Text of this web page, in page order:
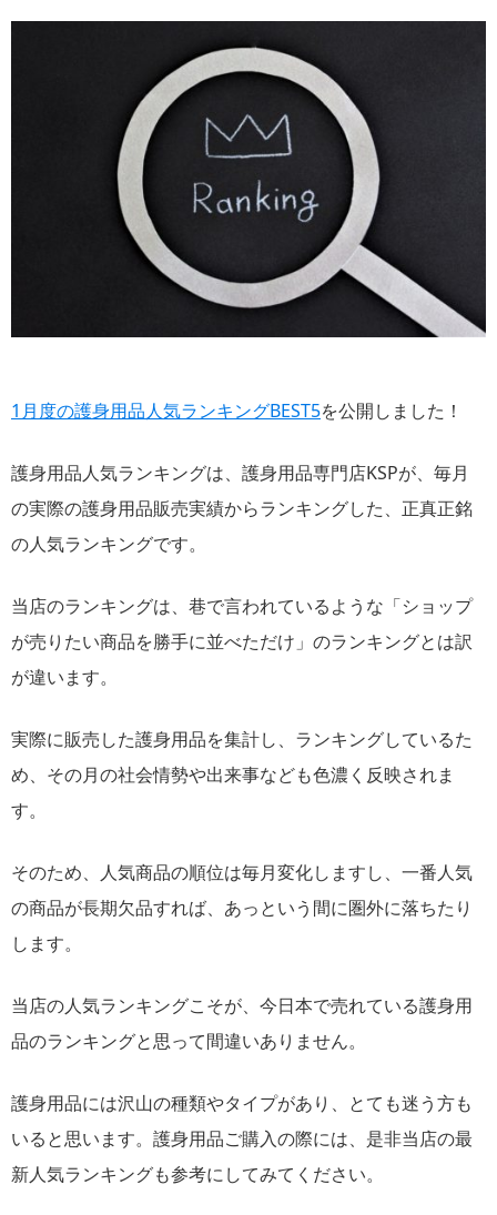
1月度の護身用品人気ランキングBEST5を公開しました！
護身用品人気ランキングは、護身用品専門店KSPが、毎月
の実際の護身用品販売実績からランキングした、正真正銘
の人気ランキングです。
当店のランキングは、巷で言われているような「ショップ
が売りたい商品を勝手に並べただけ」のランキングとは訳
が違います。
実際に販売した護身用品を集計し、ランキングしているた
め、その月の社会情勢や出来事なども色濃く反映されま
す。
そのため、人気商品の順位は毎月変化しますし、一番人気
の商品が長期欠品すれば、あっという間に圏外に落ちたり
します。
当店の人気ランキングこそが、今日本で売れている護身用
品のランキングと思って間違いありません。
護身用品には沢山の種類やタイプがあり、とても迷う方も
いると思います。護身用品ご購入の際には、是非当店の最
新人気ランキングも参考にしてみてください。